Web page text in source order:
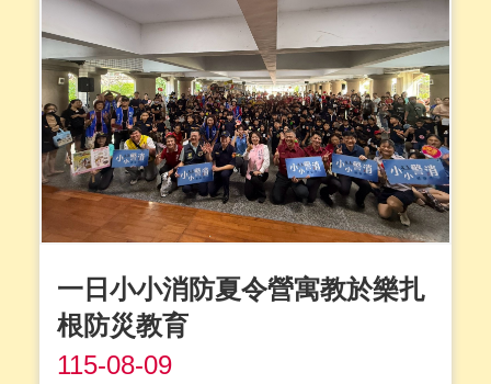
此次特別與小北百貨及全聯等賣場合作，
在人流....詳全文
一日小小消防夏令營寓教於樂扎
根防災教育
115-08-09